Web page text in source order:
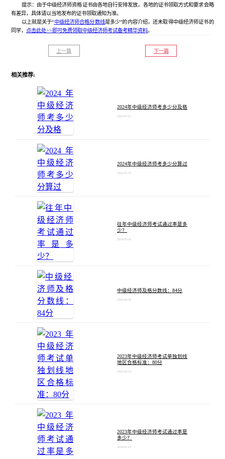
提示：由于中级经济师资格证书由各地自行安排发放，各地的证书领取方式和要求会略
有差异，具体请以当地发布的证书领取通知为准。
以上就是关于“中级经济师合格分数线是多少”的内容介绍，还未取得中级经济师证书的
同学， 点击此处>>即可免费领取中级经济师考试备考精华资料。
上一篇 下一篇
相关推荐:
2024年中级经济师考多少分及格
2024-07-01
2024年中级经济师考多少分算过
2024-05-23
往年中级经济师考试通过率是多
少？
2024-05-10
中级经济师及格分数线：84分
2024-04-28
2023年中级经济师考试单独划线
地区合格标准：80分
2024-03-13
2023年中级经济师考试通过率是
多少？
2024-01-03